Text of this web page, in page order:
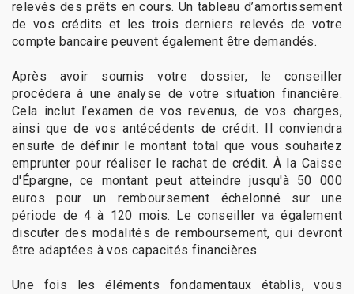
relevés des prêts en cours. Un tableau d’amortissement
de vos crédits et les trois derniers relevés de votre
compte bancaire peuvent également être demandés.
Après avoir soumis votre dossier, le conseiller
procédera à une analyse de votre situation financière.
Cela inclut l’examen de vos revenus, de vos charges,
ainsi que de vos antécédents de crédit. Il conviendra
ensuite de définir le montant total que vous souhaitez
emprunter pour réaliser le rachat de crédit. À la Caisse
d'Épargne, ce montant peut atteindre jusqu'à 50 000
euros pour un remboursement échelonné sur une
période de 4 à 120 mois. Le conseiller va également
discuter des modalités de remboursement, qui devront
être adaptées à vos capacités financières.
Une fois les éléments fondamentaux établis, vous